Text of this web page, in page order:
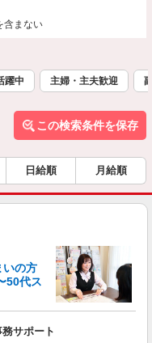
含まない
躍中 主婦・主夫歓迎
この検索条件を保存
日給順 月給順
いの方
50代ス
サポート